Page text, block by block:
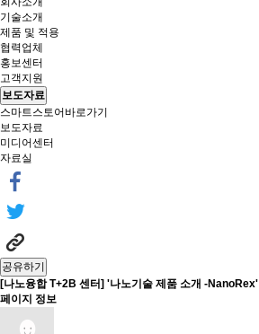
기술소개
제품 및 적용
협력업체
홍보센터
고객지원
보도자료
스마트스토어바로가기
보도자료
미디어센터
자료실
공유하기
[나노융합 T+2B 센터] '나노기술 제품 소개 -NanoRex'
페이지 정보